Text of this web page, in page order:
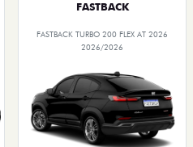
FASTBACK
FASTBACK TURBO 200 FLEX AT 2026
2026/2026